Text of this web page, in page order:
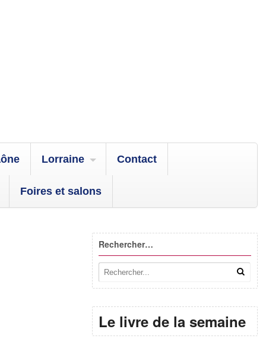
Lorraine Contact
Foires et salons
Rechercher…
Le livre de la semaine